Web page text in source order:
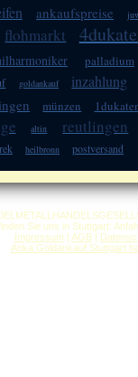
ankaufspreise
flohmarkt
palladium
goldankauf inzahlung
münzen
altin reutlingen
heilbronn postversand
Sie uns in Stuttgart:
Impressum| AGB|
Anka Goldankauf Stuttgart